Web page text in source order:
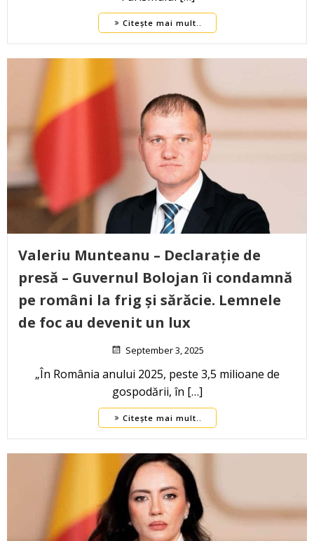
Citește mai mult..
Valeriu Munteanu – Declarație de
presă – Guvernul Bolojan îi condamnă
pe români la frig și sărăcie. Lemnele
de foc au devenit un lux
September 3, 2025
„În România anului 2025, peste 3,5 milioane de
gospodării, în […]
Citește mai mult..